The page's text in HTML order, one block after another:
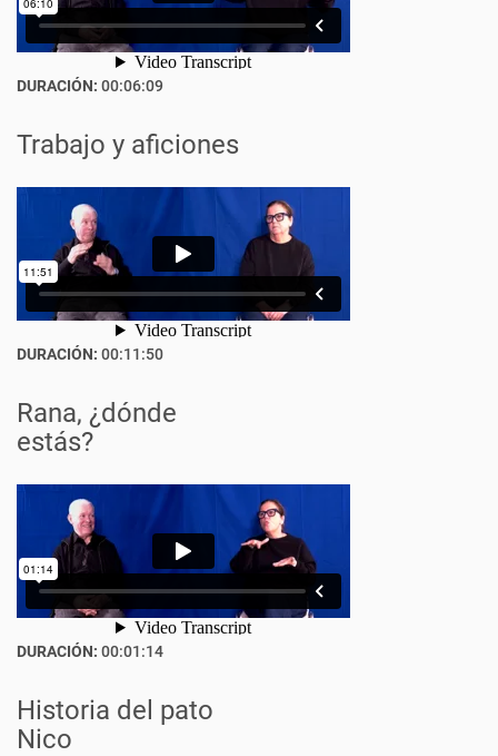
DURACIÓN: 00:06:09
Trabajo y aficiones
DURACIÓN: 00:11:50
Rana, ¿dónde
estás?
DURACIÓN: 00:01:14
Historia del pato
Nico